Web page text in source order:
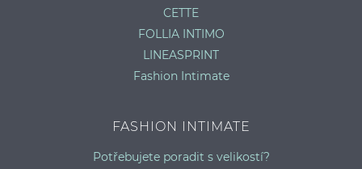
CETTE
FOLLIA INTIMO
LINEASPRINT
Fashion Intimate
FASHION INTIMATE
Potřebujete poradit s velikostí?